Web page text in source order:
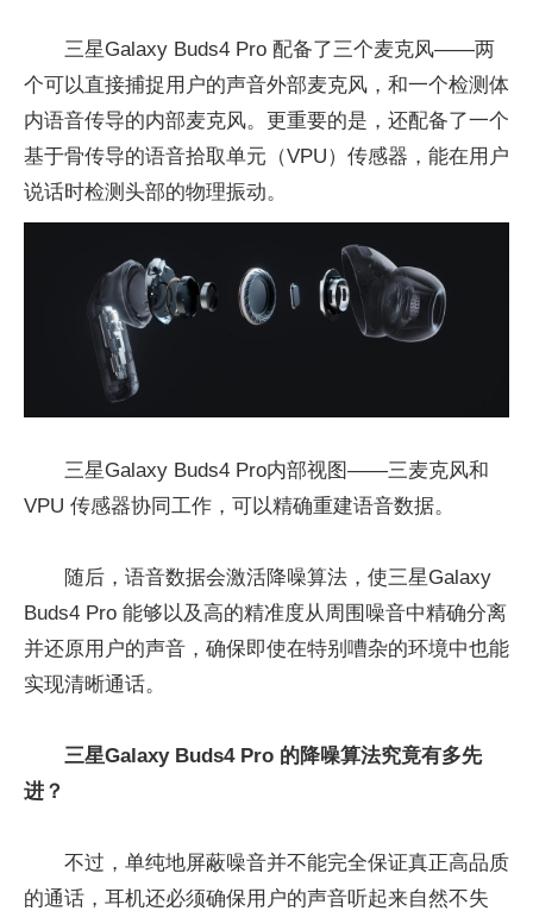
三星Galaxy Buds4 Pro 配备了三个麦克风——两
个可以直接捕捉用户的声音外部麦克风，和一个检测体
内语音传导的内部麦克风。更重要的是，还配备了一个
基于骨传导的语音拾取单元（VPU）传感器，能在用户
说话时检测头部的物理振动。
三星Galaxy Buds4 Pro内部视图——三麦克风和
VPU 传感器协同工作，可以精确重建语音数据。
随后，语音数据会激活降噪算法，使三星Galaxy
Buds4 Pro 能够以及高的精准度从周围噪音中精确分离
并还原用户的声音，确保即使在特别嘈杂的环境中也能
实现清晰通话。
三星Galaxy Buds4 Pro 的降噪算法究竟有多先
进？
不过，单纯地屏蔽噪音并不能完全保证真正高品质
的通话，耳机还必须确保用户的声音听起来自然不失